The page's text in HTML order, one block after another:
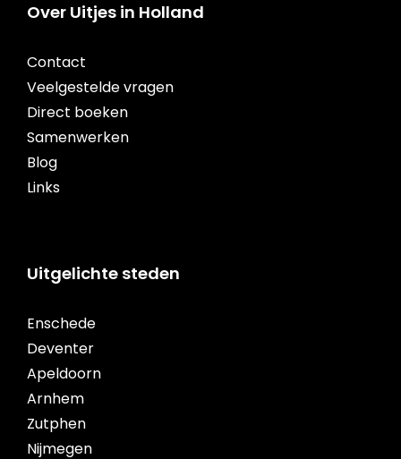
Over Uitjes in Holland
Contact
Veelgestelde vragen
Direct boeken
Samenwerken
Blog
Links
Uitgelichte steden
Enschede
Deventer
Apeldoorn
Arnhem
Zutphen
Nijmegen